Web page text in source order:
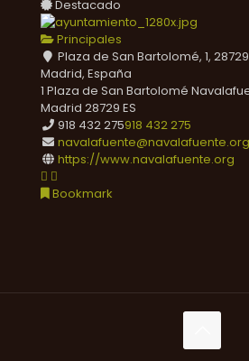
Destacado
Principales
Plaza de San Bartolomé, 1,
Madrid, España
1 Plaza de San Bartolomé
Madrid 28729 ES
918 432 275918 432 275
navalafuente@navalafuente.org
https://www.navalafuente.org
Bookmark